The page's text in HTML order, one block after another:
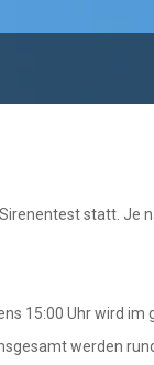
statt. Je
15:00 Uhr wird
werden